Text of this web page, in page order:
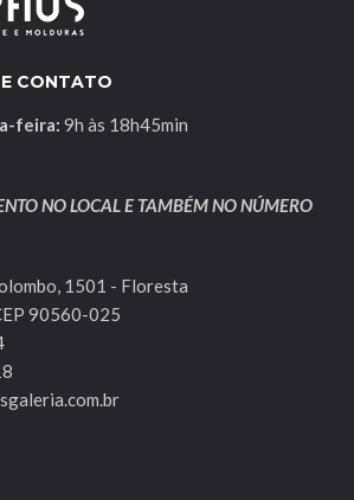
CONTATO
feira: 9h às 18h45min
NO LOCAL E TAMBÉM NO NÚMERO
1501 - Floresta
90560-025